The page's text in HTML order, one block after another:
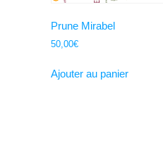
Prune Mirabel
50,00€
Ajouter au panier